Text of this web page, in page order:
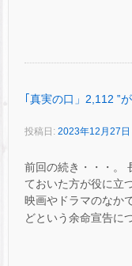
｢真実の口」2,112 ‟
投稿日: 2023年12月27日
前回の続き・・・。
ておいた方が役に立
映画やドラマのなか
どという余命宣告に